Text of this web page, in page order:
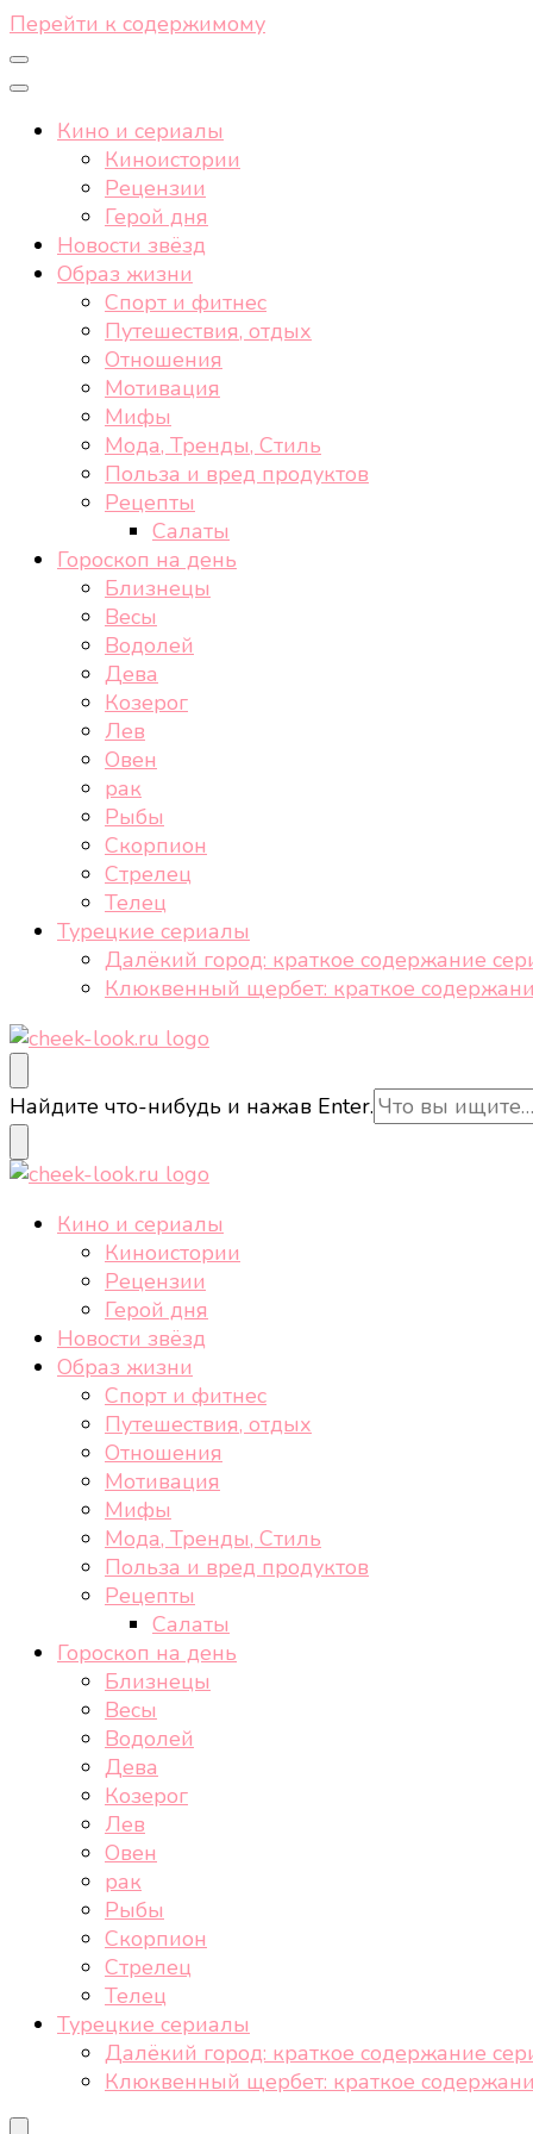
Перейти к содержимому
Кино и сериалы
Киноистории
Рецензии
Герой дня
Новости звёзд
Образ жизни
Спорт и фитнес
Путешествия, отдых
Отношения
Мотивация
Мифы
Мода, Тренды, Стиль
Польза и вред продуктов
Рецепты
Салаты
Гороскоп на день
Близнецы
Весы
Водолей
Дева
Козерог
Лев
Овен
рак
Рыбы
Скорпион
Стрелец
Телец
Турецкие сериалы
Далёкий город: краткое содержание
Клюквенный щербет: краткое
cheek-look.ru
Женский сайт о звездах и кино, а также трендах,
Ищите
что-
то?
Найдите что-нибудь и нажав Enter.
cheek-look.ru
Женский сайт о звездах и кино, а также трендах,
Кино и сериалы
Киноистории
Рецензии
Герой дня
Новости звёзд
Образ жизни
Спорт и фитнес
Путешествия, отдых
Отношения
Мотивация
Мифы
Мода, Тренды, Стиль
Польза и вред продуктов
Рецепты
Салаты
Гороскоп на день
Близнецы
Весы
Водолей
Дева
Козерог
Лев
Овен
рак
Рыбы
Скорпион
Стрелец
Телец
Турецкие сериалы
Далёкий город: краткое содержание
Клюквенный щербет: краткое